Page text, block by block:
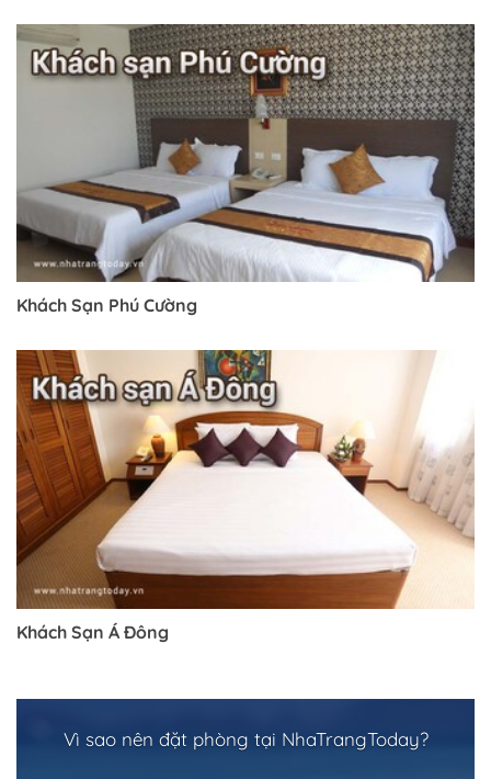
Trở về trang trước đó
Khách Sạn Phú Cường
Khách Sạn Á Đông
Vì sao nên đặt phòng tại NhaTrangToday?